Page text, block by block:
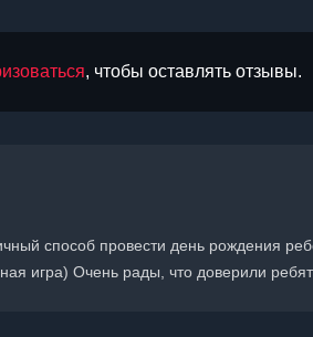
, чтобы оставлять отзывы.
способ провести день рождения
игра) Очень рады, что доверили